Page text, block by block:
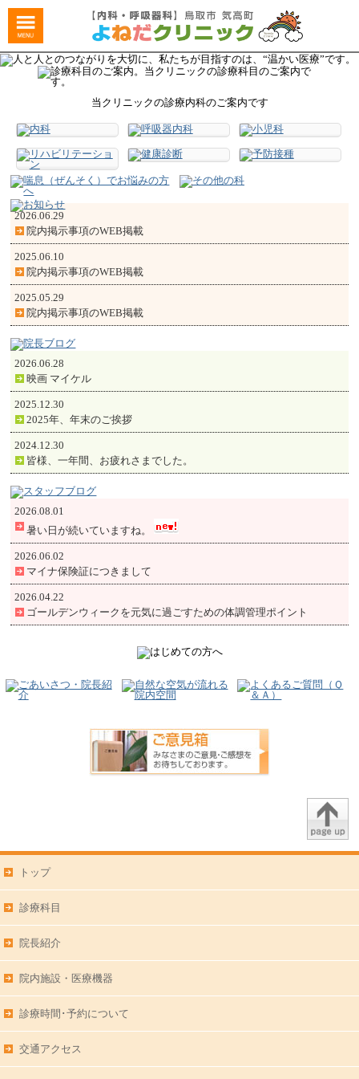
当クリニックの診療内科のご案内です
2026.06.29
院内掲示事項のWEB掲載
2025.06.10
院内掲示事項のWEB掲載
2025.05.29
院内掲示事項のWEB掲載
2026.06.28
映画 マイケル
2025.12.30
2025年、年末のご挨拶
2024.12.30
皆様、一年間、お疲れさまでした。
2026.08.01
暑い日が続いていますね。
2026.06.02
マイナ保険証につきまして
2026.04.22
ゴールデンウィークを元気に過ごすための体調管理ポイント
トップ
診療科目
院長紹介
院内施設・医療機器
診療時間･予約について
交通アクセス